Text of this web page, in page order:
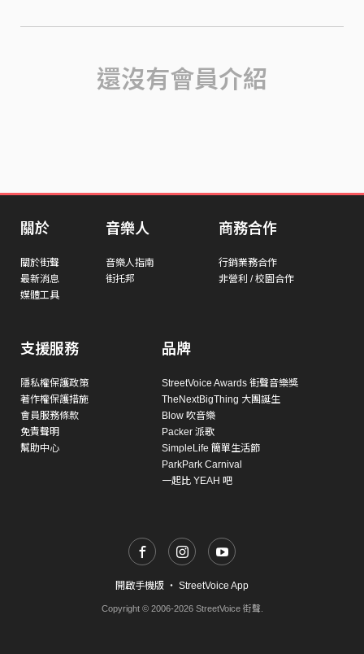
還沒有會員介紹
關於
關於街聲
最新消息
媒體工具
音樂人
音樂人指南
街托邦
商務合作
行銷業務合作
非營利 / 校園合作
支援服務
隱私權保護政策
著作權保護措施
會員服務條款
免責聲明
幫助中心
品牌
StreetVoice Awards 街聲音樂獎
TheNextBigThing 大團誕生
Blow 吹音樂
Packer 派歌
SimpleLife 簡單生活節
ParkPark Carnival
一起比 YEAH 吧
開啟手機版 ・ StreetVoice App
Copyright © 2006-2026 StreetVoice 街聲.